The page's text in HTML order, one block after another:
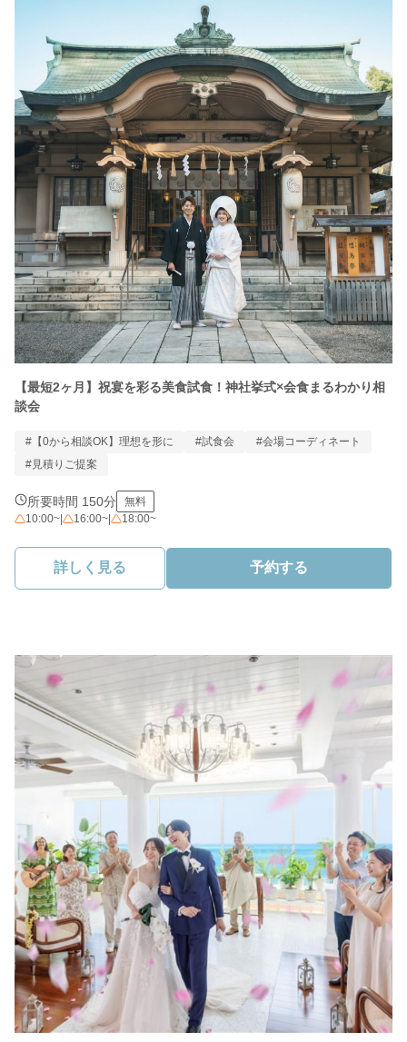
【最短2ヶ月】祝宴を彩る美食試食！神社挙式×会食まるわかり相
談会
#【0から相談OK】理想を形に #試食会
#会場コーディネート
#見積りご提案
所要時間 150分
無料
10:00~
16:00~ 18:00~
詳しく見る 予約する